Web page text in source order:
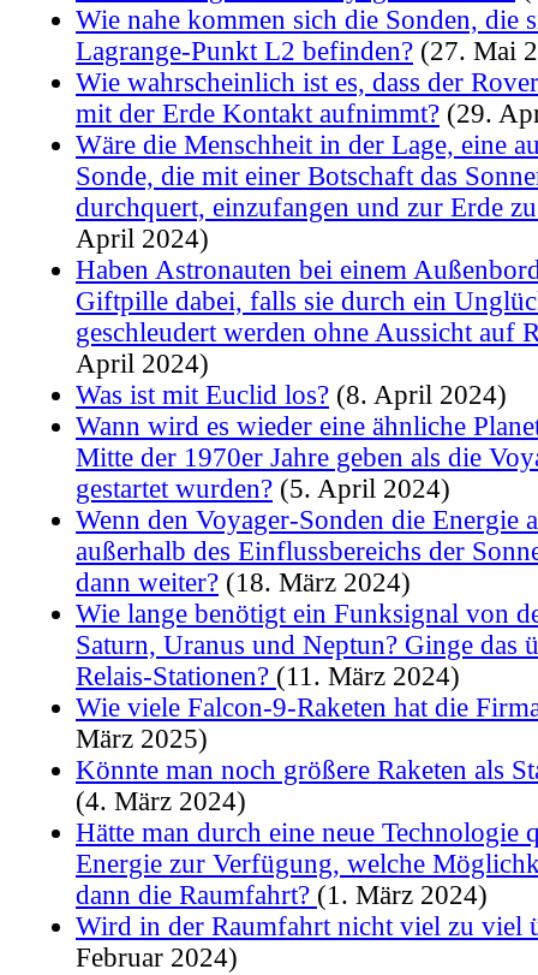
Wie nahe kommen sich die Sonden, die
Lagrange-Punkt L2 befinden? (27. Mai
Wie wahrscheinlich ist es, dass der
mit der Erde Kontakt aufnimmt? (29.
Wäre die Menschheit in der Lage, eine
Sonde, die mit einer Botschaft das
durchquert, einzufangen und zur Erde
April 2024)
Haben Astronauten bei einem
Giftpille dabei, falls sie durch ein
geschleudert werden ohne Aussicht auf
April 2024)
Was ist mit Euclid los? (8. April 2024)
Wann wird es wieder eine ähnliche
Mitte der 1970er Jahre geben als die
gestartet wurden? (5. April 2024)
Wenn den Voyager-Sonden die Energie
außerhalb des Einflussbereichs der
dann weiter? (18. März 2024)
Wie lange benötigt ein Funksignal von
Saturn, Uranus und Neptun? Ginge das
Relais-Stationen? (11. März 2024)
Wie viele Falcon-9-Raketen hat die
März 2025)
Könnte man noch größere Raketen als
(4. März 2024)
Hätte man durch eine neue Technologie
Energie zur Verfügung, welche
dann die Raumfahrt? (1. März 2024)
Wird in der Raumfahrt nicht viel zu viel
Februar 2024)